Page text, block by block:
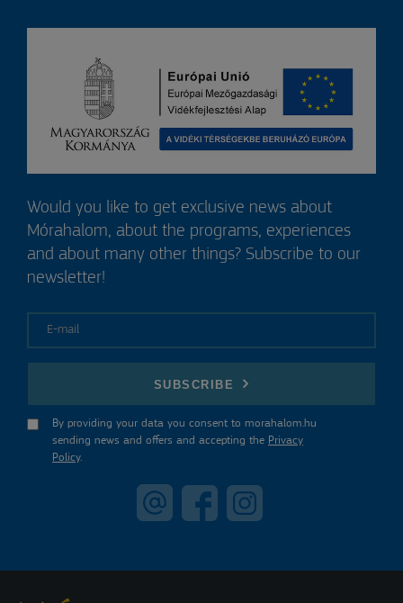
Would you like to get exclusive news about
Mórahalom, about the programs, experiences
and about many other things? Subscribe to our
newsletter!
SUBSCRIBE
By providing your data you consent to morahalom.hu
sending news and offers and accepting the Privacy
Policy.